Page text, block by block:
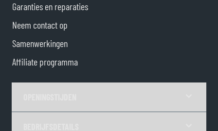
Garanties en reparaties
Neem contact op
Samenwerkingen
Affiliate programma